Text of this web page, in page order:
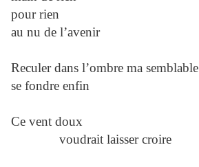
pour rien
au nu de l’avenir
Reculer dans l’ombre ma semblable
se fondre enfin
Ce vent doux
voudrait laisser croire